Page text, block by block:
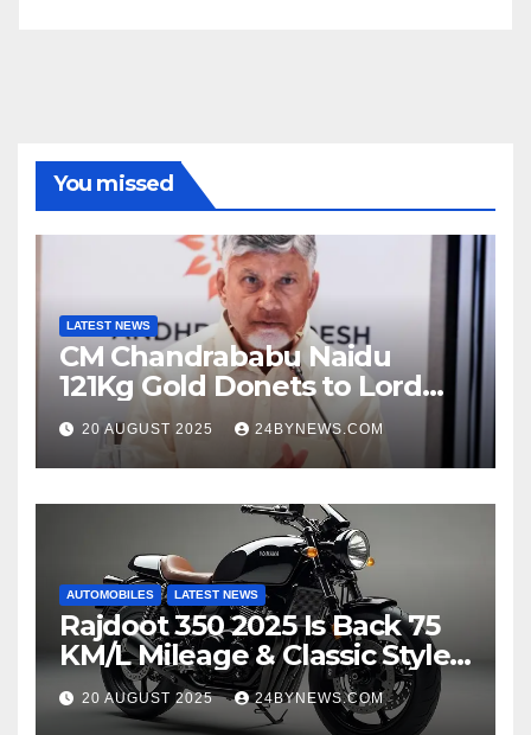
You missed
LATEST NEWS
CM Chandrababu Naidu
121Kg Gold Donets to Lord
Venkateswara TTD
20 AUGUST 2025 24BYNEWS.COM
AUTOMOBILES LATEST NEWS
Rajdoot 350 2025 Is Back 75
KM/L Mileage & Classic Style
at Just ₹65,000
20 AUGUST 2025 24BYNEWS.COM